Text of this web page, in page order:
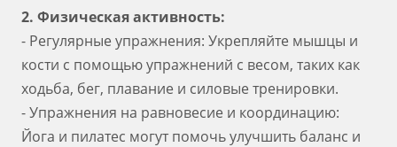
2. Физическая активность:
- Регулярные упражнения: Укрепляйте мышцы и
кости с помощью упражнений с весом, таких как
ходьба, бег, плавание и силовые тренировки.
- Упражнения на равновесие и координацию:
Йога и пилатес могут помочь улучшить баланс и